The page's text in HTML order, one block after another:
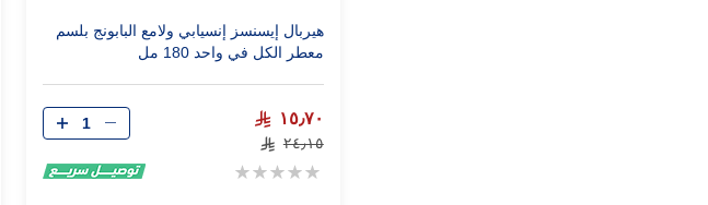
هيربال إيسنسز إنسيابي ولامع البابونج بلسم
معطر الكل في واحد 180 مل
١٥٫٧٠
٢٤٫١٥
Rating:
الكمية